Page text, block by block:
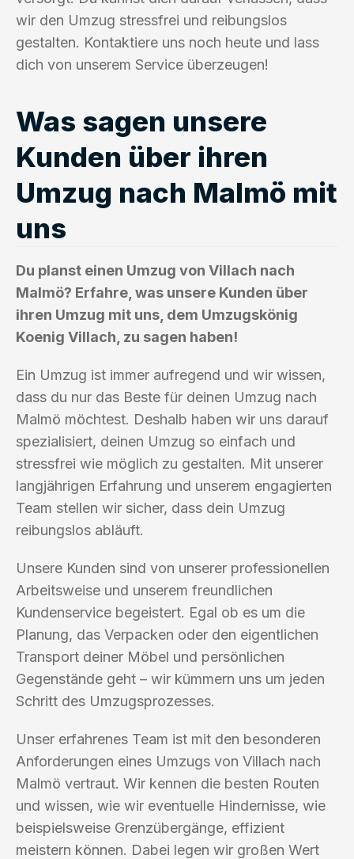
wir den Umzug stressfrei und reibungslos
gestalten. Kontaktiere uns noch heute und lass
dich von unserem Service überzeugen!
Was sagen unsere
Kunden über ihren
Umzug nach Malmö mit
uns
Du planst einen Umzug von Villach nach
Malmö? Erfahre, was unsere Kunden über
ihren Umzug mit uns, dem Umzugskönig
Koenig Villach, zu sagen haben!
Ein Umzug ist immer aufregend und wir wissen,
dass du nur das Beste für deinen Umzug nach
Malmö möchtest. Deshalb haben wir uns darauf
spezialisiert, deinen Umzug so einfach und
stressfrei wie möglich zu gestalten. Mit unserer
langjährigen Erfahrung und unserem engagierten
Team stellen wir sicher, dass dein Umzug
reibungslos abläuft.
Unsere Kunden sind von unserer professionellen
Arbeitsweise und unserem freundlichen
Kundenservice begeistert. Egal ob es um die
Planung, das Verpacken oder den eigentlichen
Transport deiner Möbel und persönlichen
Gegenstände geht – wir kümmern uns um jeden
Schritt des Umzugsprozesses.
Unser erfahrenes Team ist mit den besonderen
Anforderungen eines Umzugs von Villach nach
Malmö vertraut. Wir kennen die besten Routen
und wissen, wie wir eventuelle Hindernisse, wie
beispielsweise Grenzübergänge, effizient
meistern können. Dabei legen wir großen Wert